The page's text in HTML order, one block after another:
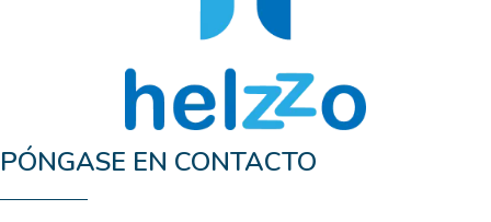
PÓNGASE EN CONTACTO